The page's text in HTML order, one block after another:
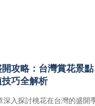
攻略：台灣賞花景
巧全解析
深入探討桃花在台灣的盛開